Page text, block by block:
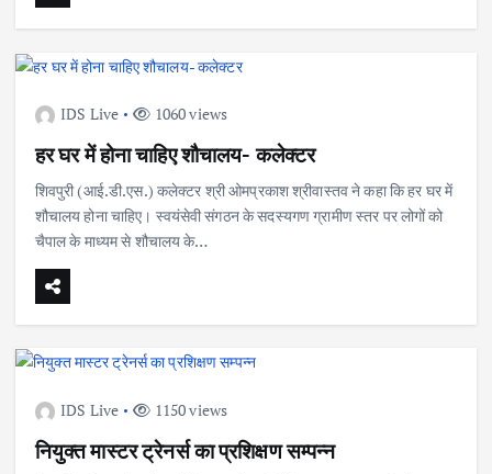
IDS Live 1060 views
हर घर में होना चाहिए शौचालय- कलेक्टर
शिवपुरी (आई.डी.एस.) कलेक्टर श्री ओमप्रकाश श्रीवास्तव ने कहा कि हर घर में
शौचालय होना चाहिए। स्वयंसेवी संगठन के सदस्यगण ग्रामीण स्तर पर लोगों को
चैपाल के माध्यम से शौचालय के…
IDS Live 1150 views
नियुक्त मास्टर ट्रेनर्स का प्रशिक्षण सम्पन्न